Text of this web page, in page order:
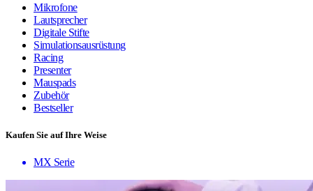
Mikrofone
Lautsprecher
Digitale Stifte
Simulationsausrüstung
Racing
Presenter
Mauspads
Zubehör
Bestseller
Kaufen Sie auf Ihre Weise
MX Serie